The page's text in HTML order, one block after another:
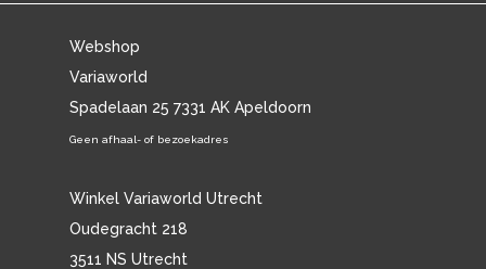
Webshop
Variaworld
Spadelaan 25 7331 AK Apeldoorn
Geen afhaal- of bezoekadres
Winkel Variaworld Utrecht
Oudegracht 218
3511 NS Utrecht